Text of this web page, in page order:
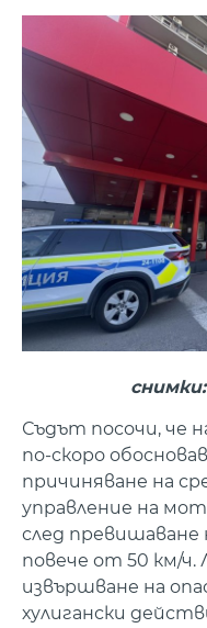
Съдът посочи, че
по-скоро
причиняване на
управление на
след
повече от 50 км/ч.
извършване на
хулигански